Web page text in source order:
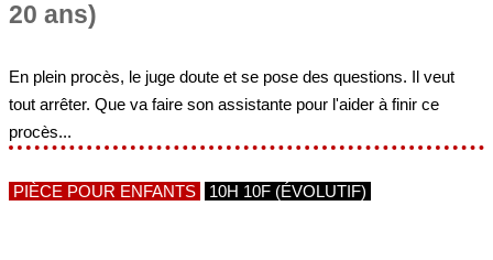
20 ans)
En plein procès, le juge doute et se pose des questions. Il veut
tout arrêter. Que va faire son assistante pour l'aider à finir ce
procès...
PIÈCE POUR ENFANTS 10H 10F (ÉVOLUTIF)